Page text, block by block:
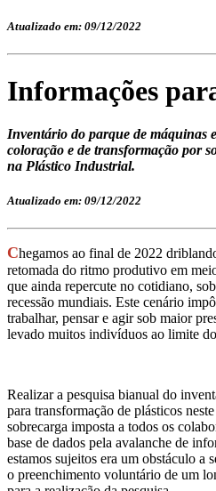
Atualizado em: 09/12/2022
Informações
Inventário do parque de máquinas
coloração e de transformação por
na Plástico Industrial.
Atualizado em: 09/12/2022
Chegamos ao final de 2022
retomada do ritmo produtivo em
que ainda repercute no cotidiano,
recessão mundiais. Este cenário
trabalhar, pensar e agir sob maior
levado muitos indivíduos ao limite
Realizar a pesquisa bianual do
para transformação de plásticos
sobrecarga imposta a todos os
base de dados pela avalanche de
estamos sujeitos era um obstáculo a
o preenchimento voluntário de um